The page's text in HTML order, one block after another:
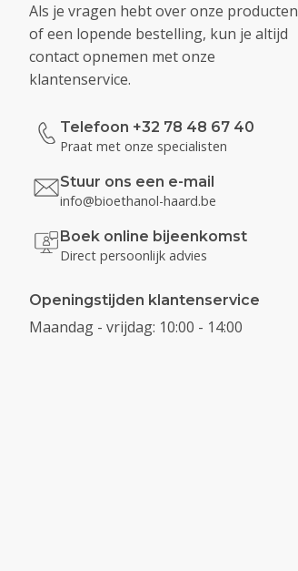
Als je vragen hebt over onze producten
of een lopende bestelling, kun je altijd
contact opnemen met onze
klantenservice.
Telefoon +32 78 48 67 40
Praat met onze specialisten
Stuur ons een e-mail
info@bioethanol-haard.be
Boek online bijeenkomst
Direct persoonlijk advies
Openingstijden klantenservice
Maandag - vrijdag: 10:00 - 14:00